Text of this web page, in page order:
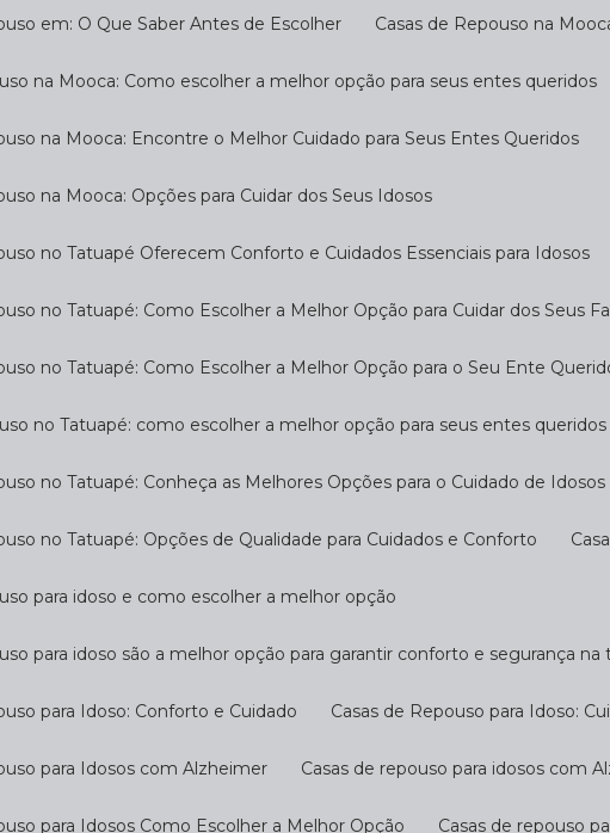
em: O Que Saber Antes de Escolher Casas de Repouso na
na Mooca: Como escolher a melhor opção para seus entes queridos
na Mooca: Encontre o Melhor Cuidado para Seus Entes Queridos
na Mooca: Opções para Cuidar dos Seus Idosos
no Tatuapé Oferecem Conforto e Cuidados Essenciais para Idosos
no Tatuapé: Como Escolher a Melhor Opção para Cuidar dos Seus
no Tatuapé: Como Escolher a Melhor Opção para o Seu Ente
no Tatuapé: como escolher a melhor opção para seus entes queridos
no Tatuapé: Conheça as Melhores Opções para o Cuidado de Idosos
no Tatuapé: Opções de Qualidade para Cuidados e Conforto
para idoso e como escolher a melhor opção
para idoso são a melhor opção para garantir conforto e segurança na
para Idoso: Conforto e Cuidado Casas de Repouso para Idoso:
para Idosos com Alzheimer Casas de repouso para idosos com
para Idosos Como Escolher a Melhor Opção Casas de repouso